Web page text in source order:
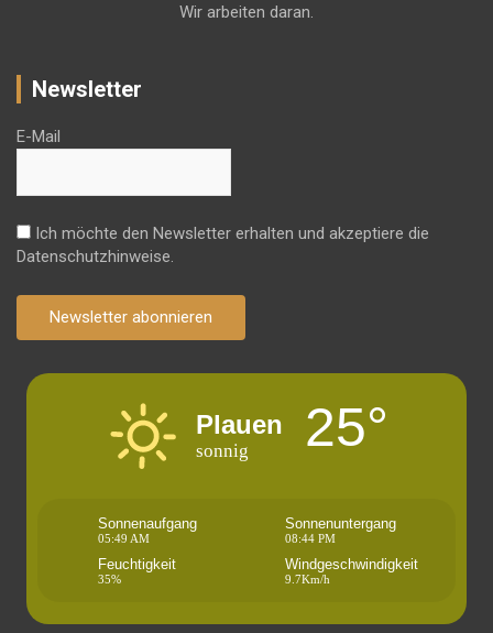
Wir arbeiten daran.
Newsletter
E-Mail
Ich möchte den Newsletter erhalten und akzeptiere die
Datenschutzhinweise.
Newsletter abonnieren
Plauen
sonnig 25°
Sonnenaufgang
05:49 AM
Sonnenuntergang
08:44 PM
Feuchtigkeit
35%
Windgeschwindigkeit
9.7Km/h